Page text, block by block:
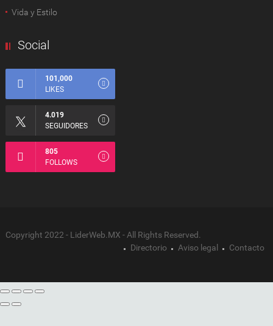
Vida y Estilo
Social
101,000
LIKES
4.019
SEGUIDORES
805
FOLLOWS
Copyright 2022 - LiderWeb.MX - All Rights Reserved.
Directorio
Aviso legal Contacto